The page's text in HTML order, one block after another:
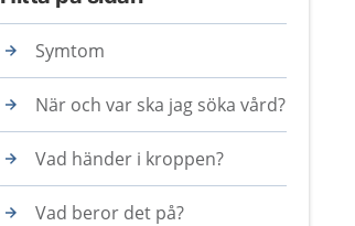
Symtom
När och var ska jag söka vård?
Vad händer i kroppen?
Vad beror det på?